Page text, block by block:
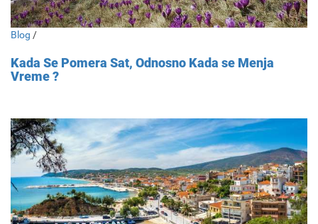
Blog /
Kada Se Pomera Sat, Odnosno Kada se Menja
Vreme ?